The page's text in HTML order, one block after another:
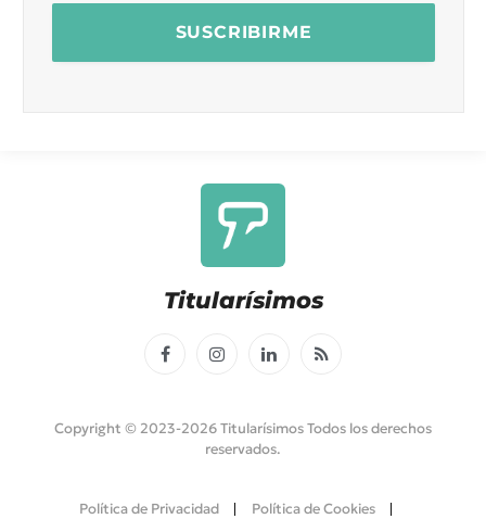
Titularísimos
FacebookInstagramLinkedInRSS
Copyright © 2023-2026 Titularísimos Todos los derechos
reservados.
Política de Privacidad Política de Cookies